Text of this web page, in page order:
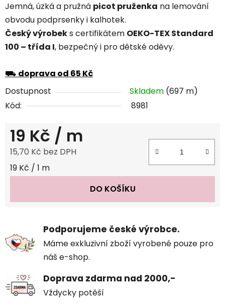
Jemná, úzká a pružná picot pruženka na lemování
obvodu podprsenky i kalhotek.
Český výrobeks certifikátem OEKO-TEX Standard
100 – třída I, bezpečný i pro dětské oděvy.
⛟ doprava od 65 Kč
Dostupnost
Skladem (697 m)
Kód:
8981
19 Kč / m
15,70 Kč bez DPH
Měrná cena:
19 Kč / 1 m
DO KOŠÍKU
Podporujeme české výrobce.
Máme exkluzivní zboží vyrobené pouze pro
náš e-shop.
Doprava zdarma nad 2000,-
Vždycky potěší